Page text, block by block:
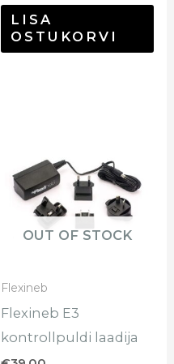
LISA
OSTUKORVI
OUT OF STOCK
Flexineb
Flexineb E3
kontrollpuldi laadija